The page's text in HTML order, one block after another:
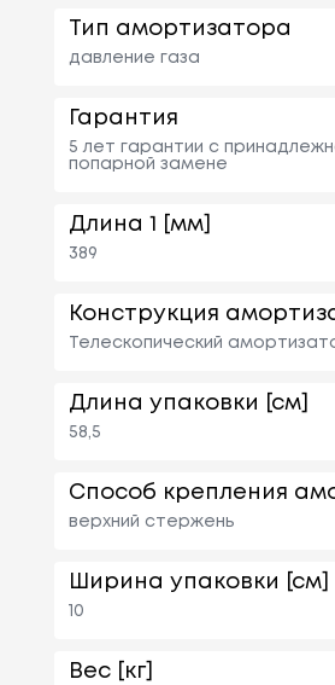
Тип амортизатора
давление газа
Гарантия
5 лет гарантии с
попарной замене
Длина 1 [мм]
389
Конструкция
Телескопический
Длина упаковки [см]
58,5
Способ крепления
верхний стержень
Ширина упаковки [см]
10
Вес [кг]